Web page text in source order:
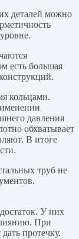
деталей можно
есть большая
кольцами.
давления
обхватывает
В итоге
труб не
У них
При
протечку.